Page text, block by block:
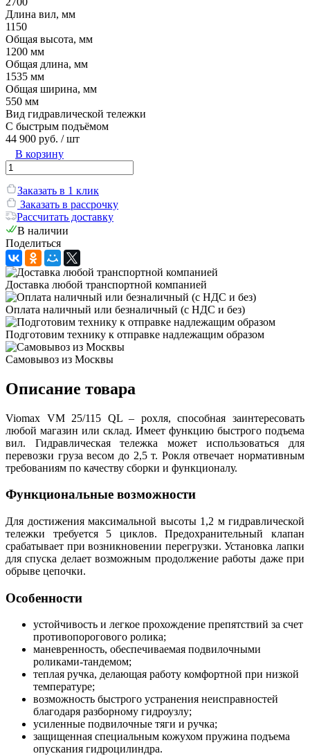
Длина вил, мм
1150
Общая высота, мм
1200 мм
Общая длина, мм
1535 мм
Общая ширина, мм
550 мм
Вид гидравлической тележки
С быстрым подъёмом
44 900 руб. / шт
В корзину
Заказать в 1 клик
Заказать в рассрочку
Рассчитать доставку
В наличии
Поделиться
Доставка любой транспортной компанией
Оплата наличный или безналичный (с НДС и без)
Подготовим технику к отправке надлежащим образом
Самовывоз из Москвы
Описание товара
Viomax VM 25/115 QL – рохля, способная заинтересовать
любой магазин или склад. Имеет функцию быстрого подъема
вил. Гидравлическая тележка может использоваться для
перевозки груза весом до 2,5 т. Рокля отвечает нормативным
требованиям по качеству сборки и функционалу.
Функциональные возможности
Для достижения максимальной высоты 1,2 м гидравлической
тележки требуется 5 циклов. Предохранительный клапан
срабатывает при возникновении перегрузки. Установка лапки
для спуска делает возможным продолжение работы даже при
обрыве цепочки.
Особенности
устойчивость и легкое прохождение препятствий за счет
противопорогового ролика;
маневренность, обеспечиваемая подвилочными
роликами-тандемом;
теплая ручка, делающая работу комфортной при низкой
температуре;
возможность быстрого устранения неисправностей
благодаря разборному гидроузлу;
усиленные подвилочные тяги и ручка;
защищенная специальным кожухом пружина подъема
опускания гидроцилиндра.